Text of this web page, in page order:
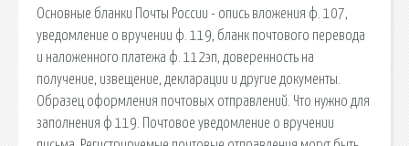
Основные бланки Почты России - опись вложения ф. 107,
уведомление о вручении ф. 119, бланк почтового перевода
и наложенного платежа ф. 112эп, доверенность на
получение, извещение, декларации и другие документы.
Образец оформления почтовых отправлений. Что нужно для
заполнения ф 119. Почтовое уведомление о вручении